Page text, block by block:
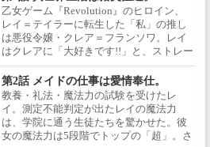
乙女ゲーム『Revolution』のヒロイン、
レイ＝テイラーに転生した「私」の推し
は悪役令嬢・クレア＝フランソワ。レイ
はクレアに「大好きです!!」と、ストレー
トに想いを告げるも、逆に毛嫌いされて
しまう。クレアに何度いじわるされて
も、それを“ご褒美”とし、嬉々として受
け入れるレイ。そんなレイにクレアは、
次の試験で自分が勝ったら、王立学院を
自ら去るよう言い渡す。
第2話 メイドの仕事は愛情奉仕。
教養・礼法・魔法力の試験を受けたレ
イ。測定不能判定が出たレイの魔法力
は、学院に通う生徒たちを驚かせた。彼
女の魔法力は5段階でトップの「超」。さ